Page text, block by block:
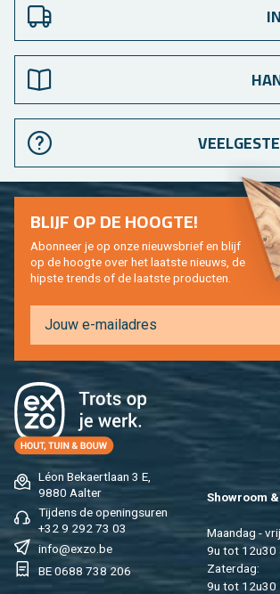
Léon Be­kaert­laan 3 E,
9880 Aal­ter
Tij­dens de ope­nings­uren
+32 9 292 73 03
info@​exzo.​be
BE 0688 738 206
Show­room
Maan­dag -
9u tot 12u30
Za­ter­dag:
9u tot 12u30
BLIJF OP DE HOOG­TE!
Abon­neer je op onze nieuws­brief en blijf
op de hoog­te over het laat­ste nieuws, de
hip­s­te trends of de laat­ste pro­duc­ten.